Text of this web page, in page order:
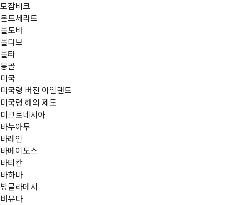
모잠비크
몬트세라트
몰도바
몰디브
몰타
몽골
미국
미국령 버진 아일랜드
미국령 해외 제도
미크로네시아
바누아투
바레인
바베이도스
바티칸
바하마
방글라데시
버뮤다